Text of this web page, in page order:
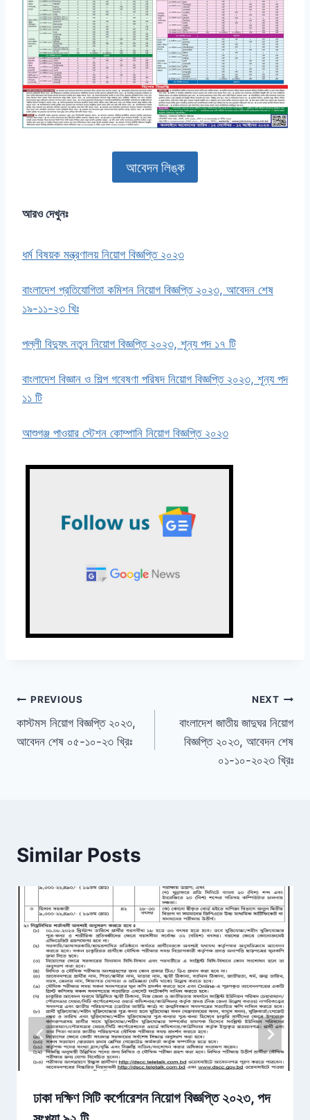
আবেদন লিঙ্ক
আরও দেখুনঃ
ধর্ম বিষয়ক মন্ত্রণালয় নিয়োগ বিজ্ঞপ্তি ২০২৩
বাংলাদেশ প্রতিযোগিতা কমিশন নিয়োগ বিজ্ঞপ্তি ২০২৩, আবেদন শেষ
১৯-১১-২৩ খিঃ
পল্লী বিদ্যুৎ নতুন নিয়োগ বিজ্ঞপ্তি ২০২৩, শূন্য পদ ১৭ টি
বাংলাদেশ বিজ্ঞান ও শিল্প গবেষণা পরিষদ নিয়োগ বিজ্ঞপ্তি ২০২৩, শূন্য পদ
১১ টি
আশুগঞ্জ পাওয়ার স্টেশন কোম্পানি নিয়োগ বিজ্ঞপ্তি ২০২৩
Post
navigation
PREVIOUS
কাস্টমস নিয়োগ বিজ্ঞপ্তি ২০২৩,
আবেদন শেষ ০৫-১০-২৩ খ্রিঃ
NEXT
বাংলাদেশ জাতীয় জাদুঘর নিয়োগ
বিজ্ঞপ্তি ২০২৩, আবেদন শেষ
০১-১০-২০২৩ খ্রিঃ
Similar Posts
ঢাকা দক্ষিণ সিটি কর্পোরেশন নিয়োগ বিজ্ঞপ্তি ২০২৩, পদ